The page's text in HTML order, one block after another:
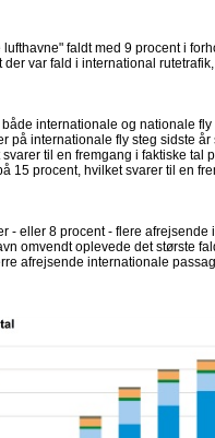
faldt med 9 procent i
var fald i international
internationale og nationale fly
på internationale fly steg sidste år
til en fremgang i faktiske tal
15 procent, hvilket svarer til en
- eller 8 procent - flere afrejsende
omvendt oplevede det største
afrejsende internationale